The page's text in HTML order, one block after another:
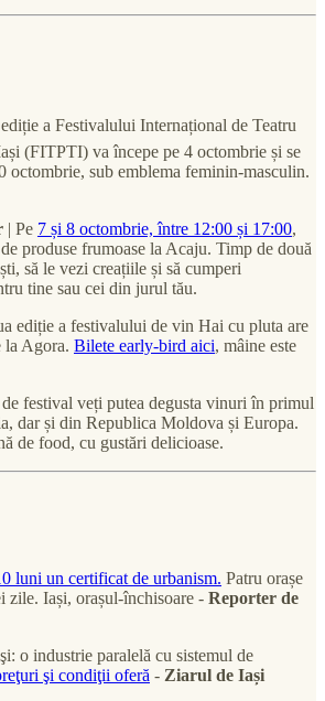
a Festivalului Internațional de Teatru
(FITPTI) va începe pe 4 octombrie și se
octombrie, sub emblema feminin-masculin.
| Pe 7 și 8 octombrie, între 12:00 și 17:00,
produse frumoase la Acaju. Timp de două
să le vezi creațiile și să cumperi
tine sau cei din jurul tău.
ediție a festivalului de vin Hai cu pluta are
la Agora. Bilete early-bird aici, mâine este
festival veți putea degusta vinuri în primul
dar și din Republica Moldova și Europa.
de food, cu gustări delicioase.
luni un certificat de urbanism. Patru orașe
zile. Iași, orașul-închisoare - Reporter de
o industrie paralelă cu sistemul de
şi condiţii oferă - Ziarul de Iași